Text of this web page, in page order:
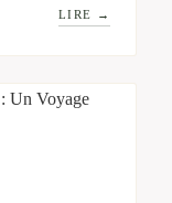
en famille.
LIRE →